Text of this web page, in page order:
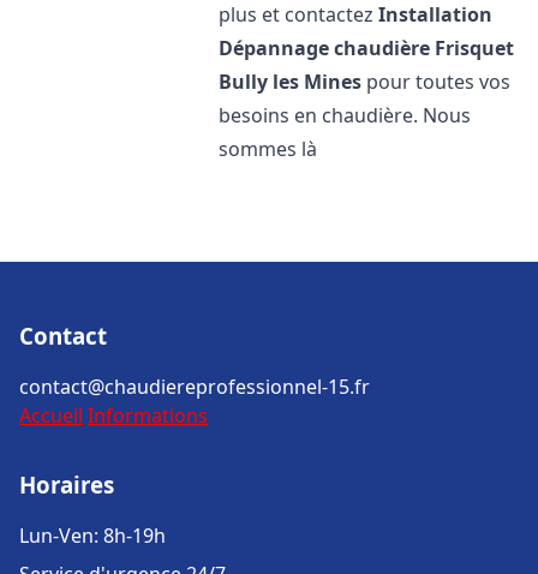
plus et contactezInstallation
Dépannage chaudière Frisquet
Bully les Mines pour toutes vos
besoins en chaudière. Nous
sommes là
Contact
contact@chaudiereprofessionnel-15.fr
Accueil Informations
Horaires
Lun-Ven: 8h-19h